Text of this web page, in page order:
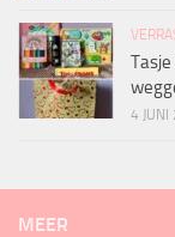
4 JUNI
MEER